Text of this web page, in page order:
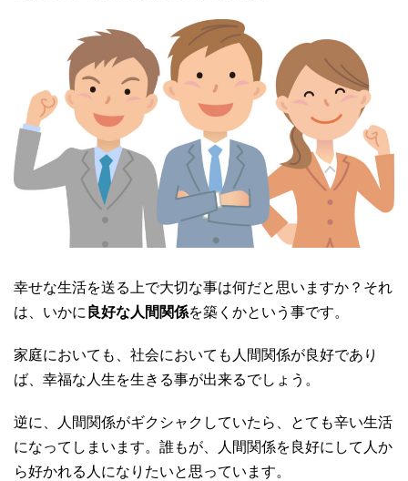
幸せな生活を送る上で大切な事は何だと思いますか？それ
は、いかに 良好な人間関係を築くかという事です。
家庭においても、社会においても人間関係が良好であり
ば、幸福な人生を生きる事が出来るでしょう。
逆に、人間関係がギクシャクしていたら、とても辛い生活
になってしまいます。誰もが、人間関係を良好にして人か
ら好かれる人になりたいと思っています。